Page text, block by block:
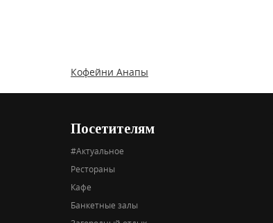
Кофейни Анапы
Посетителям
#Актуальное
Рестораны
Кафе
Банкетные залы